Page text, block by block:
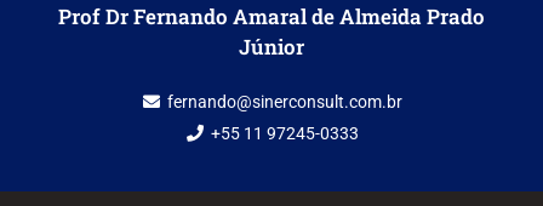
Prof Dr Fernando Amaral de Almeida Prado
Júnior
fernando@sinerconsult.com.br
+55 11 97245-0333